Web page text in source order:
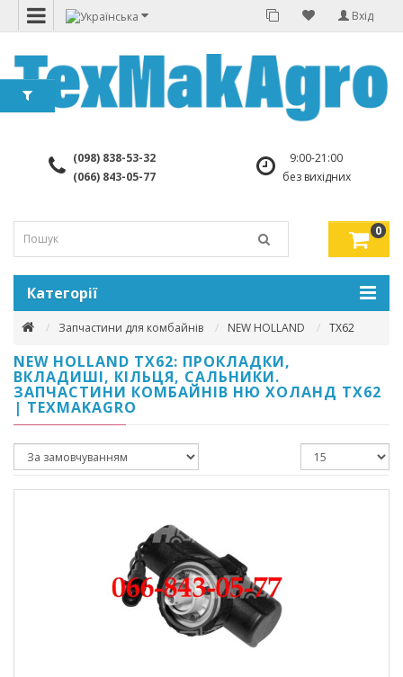
Вхід
(098) 838-53-32
(066) 843-05-77
9:00-21:00
без вихідних
0
Категорії
Запчастини для комбайнів NEW HOLLAND TX62
NEW HOLLAND TX62: ПРОКЛАДКИ,
ВКЛАДИШІ, КІЛЬЦЯ, САЛЬНИКИ.
ЗАПЧАСТИНИ КОМБАЙНІВ НЮ ХОЛАНД ТХ62
| TEXMAKAGRO